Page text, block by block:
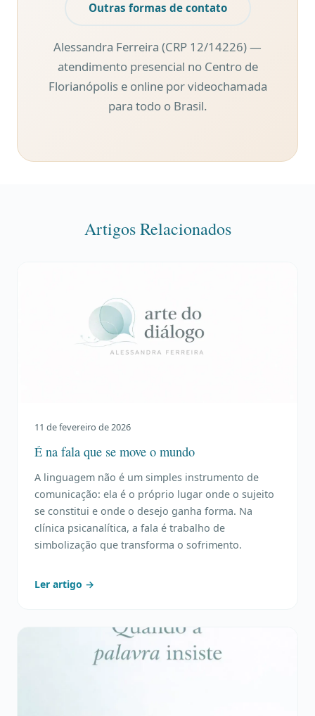
Outras formas de contato
Alessandra Ferreira (CRP 12/14226) —
atendimento presencial no Centro de
Florianópolis e online por videochamada
para todo o Brasil.
Artigos Relacionados
11 de fevereiro de 2026
É na fala que se move o mundo
A linguagem não é um simples instrumento de
comunicação: ela é o próprio lugar onde o sujeito
se constitui e onde o desejo ganha forma. Na
clínica psicanalítica, a fala é trabalho de
simbolização que transforma o sofrimento.
Ler artigo →